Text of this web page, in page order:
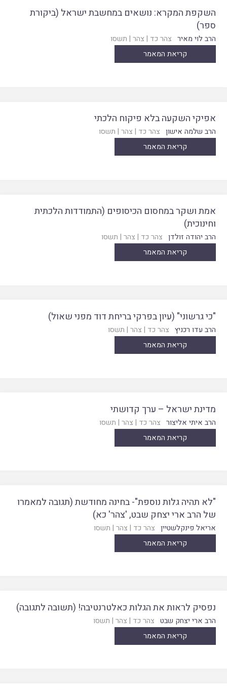
השקפת המקרא: נושאים במחשבת ישראל (ביקורת
ספר)
הרב לוי מאיר צהר כד | צהר | תשסו
קריאת המאמר
אפיקי השקעה בלא פיקוח הלכתי
הרב שלמה אישון צהר כד | צהר | תשסו
קריאת המאמר
אמת ושקר במחסום הכיסופים (התמודדות הלכתית
וחינוכית)
הרב יהודה זולדן צהר כד | צהר | תשסו
קריאת המאמר
"כי גרשוני" (עיון בפרקי בריחת דוד מפני שאול)
הרב עדו רכניץ צהר כד | צהר | תשסו
קריאת המאמר
מדינת ישראל – ערך קדושתי
הרב איתי אליצור צהר כד | צהר | תשסו
קריאת המאמר
"לא תהיה גלות נוספת"- בחינה מחודשת (תגובה למאמרו
של הרב ארי יצחק שבט, 'צהר' כא)
אריאל פינקלשטיין צהר כד | צהר | תשסו
קריאת המאמר
נפסיק לראות את הגלות כאלטרנטיבה! (תשובה לתגובה)
הרב ארי יצחק שבט צהר כד | צהר | תשסו
קריאת המאמר